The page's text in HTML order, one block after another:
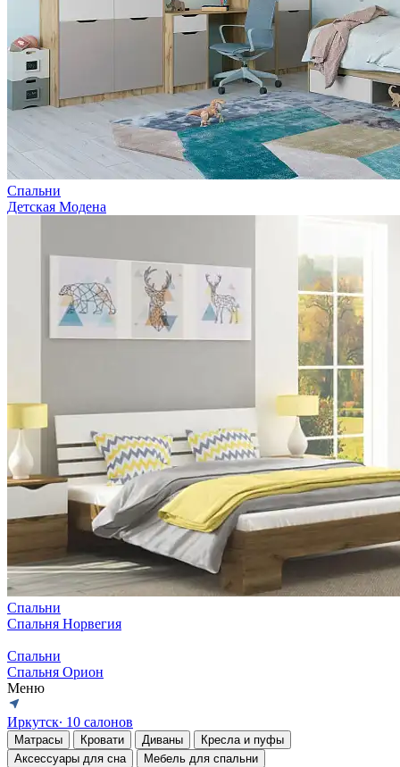
Спальни
Детская Модена
Спальни
Спальня Норвегия
Спальни
Спальня Орион
Меню
Иркутск∙ 10 салонов
Матрасы Кровати Диваны
Кресла и пуфы
Аксессуары для сна
Мебель для спальни